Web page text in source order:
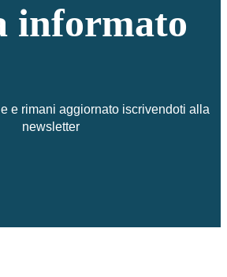
informato
e rimani aggiornato iscrivendoti alla
newsletter